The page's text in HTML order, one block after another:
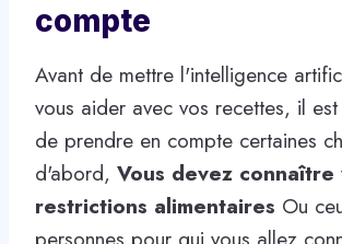
compte
Avant de mettre l'intelligence
vous aider avec vos recettes, il
de prendre en compte certaines
d'abord, Vous devez connaître
restrictions alimentaires Ou